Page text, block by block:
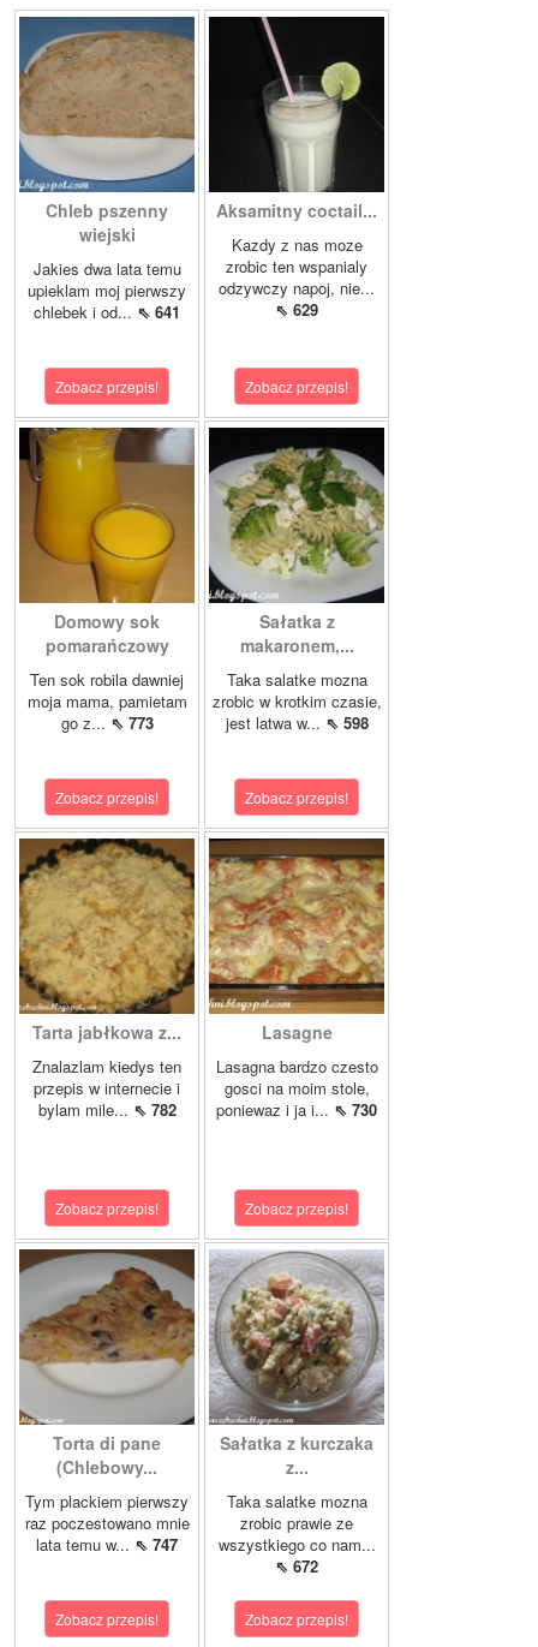
Chleb pszenny
wiejski
Jakies dwa lata temu
upieklam moj pierwszy
chlebek i od... ⇖ 641
Zobacz przepis!
Aksamitny coctail...
Kazdy z nas moze
zrobic ten wspanialy
odzywczy napoj, nie...
⇖ 629
Zobacz przepis!
Domowy sok
pomarańczowy
Ten sok robila dawniej
moja mama, pamietam
go z... ⇖ 773
Zobacz przepis!
Sałatka z
makaronem,...
Taka salatke mozna
zrobic w krotkim czasie,
jest latwa w... ⇖ 598
Zobacz przepis!
Tarta jabłkowa z...
Znalazlam kiedys ten
przepis w internecie i
bylam mile... ⇖ 782
Zobacz przepis!
Lasagne
Lasagna bardzo czesto
gosci na moim stole,
poniewaz i ja i... ⇖ 730
Zobacz przepis!
Torta di pane
(Chlebowy...
Tym plackiem pierwszy
raz poczestowano mnie
lata temu w... ⇖ 747
Zobacz przepis!
Sałatka z kurczaka
z...
Taka salatke mozna
zrobic prawie ze
wszystkiego co nam...
⇖ 672
Zobacz przepis!